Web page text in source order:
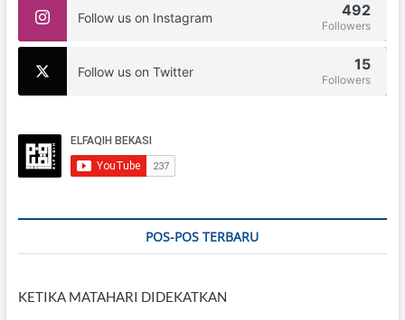
Follow us on Instagram 492
Followers
Follow us on Twitter 15
Followers
POS-POS TERBARU
KETIKA MATAHARI DIDEKATKAN